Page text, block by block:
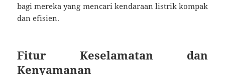
bagi mereka yang mencari kendaraan listrik kompak
dan efisien.
Fitur Keselamatan dan
Kenyamanan